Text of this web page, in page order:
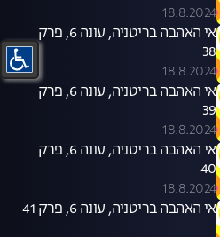
18.8.2024
אי האהבה בריטניה, עונה 6, פרק
38
18.8.2024
אי האהבה בריטניה, עונה 6, פרק
39
18.8.2024
אי האהבה בריטניה, עונה 6, פרק
40
18.8.2024
אי האהבה בריטניה, עונה 6, פרק 41